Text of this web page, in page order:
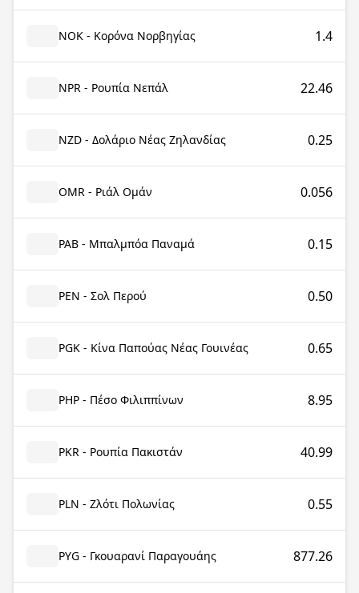
NOK - Κορόνα Νορβηγίας 1.4
NPR - Ρουπία Νεπάλ 22.46
NZD - Δολάριο Νέας Ζηλανδίας 0.25
OMR - Ριάλ Ομάν 0.056
PAB - Μπαλμπόα Παναμά 0.15
PEN - Σολ Περού 0.50
PGK - Κίνα Παπούας Νέας Γουινέας 0.65
PHP - Πέσο Φιλιππίνων 8.95
PKR - Ρουπία Πακιστάν 40.99
PLN - Ζλότι Πολωνίας 0.55
PYG - Γκουαρανί Παραγουάης 877.26